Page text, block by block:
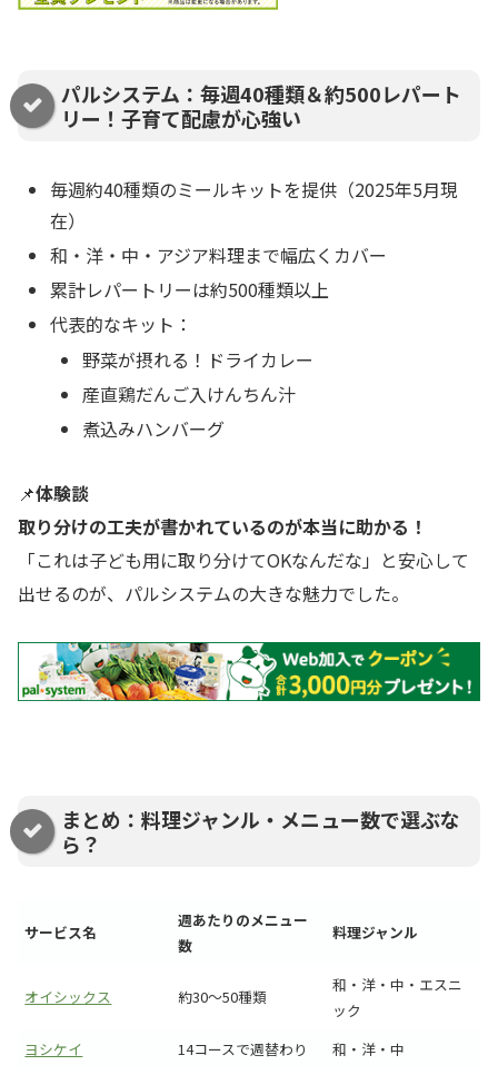
パルシステム：毎週40種類＆約500レパート
リー！子育て配慮が心強い
毎週約40種類のミールキットを提供（2025年5月現
在）
和・洋・中・アジア料理まで幅広くカバー
累計レパートリーは約500種類以上
代表的なキット：
野菜が摂れる！ドライカレー
産直鶏だんご入けんちん汁
煮込みハンバーグ
📌体験談
取り分けの工夫が書かれているのが本当に助かる！
「これは子ども用に取り分けてOKなんだな」と安心して
出せるのが、パルシステムの大きな魅力でした。
まとめ：料理ジャンル・メニュー数で選ぶな
ら？
サービス名
週あたりのメニュー
数
料理ジャンル
オイシックス 約30〜50種類
和・洋・中・エスニ
ック
ヨシケイ
14コースで週替わり 和・洋・中